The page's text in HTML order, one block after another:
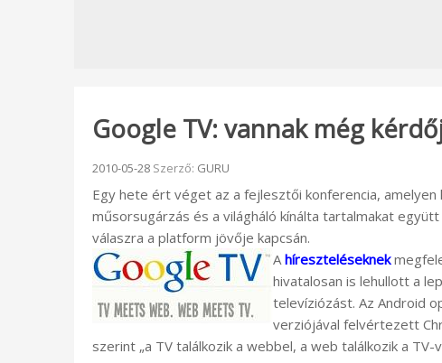
Google TV: vannak még
Beküldve:
2010-05-28 Szerző: GURU
Egy hete ért véget az a fejlesztői konferencia,
műsorsugárzás és a világháló kínálta tartalmakat
válaszra a platform jövője kapcsán.
A híreszteléseknek
hivatalosan is lehullott a
televíziózást. Az Android
verziójával felvértezett
szerint „a TV találkozik a webbel, a web találkozik a